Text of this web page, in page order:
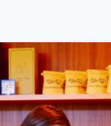
真
・ガジェット